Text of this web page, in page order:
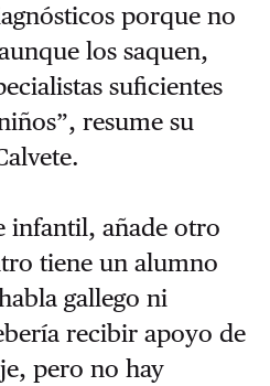
porque no
los saquen,
suficientes
resume su
infantil, añade otro
tiene un alumno
gallego ni
recibir apoyo de
pero no hay